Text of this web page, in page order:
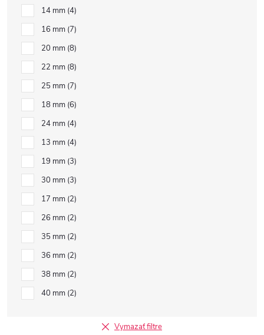
14 mm 4
16 mm 7
20 mm 8
22 mm 8
25 mm 7
18 mm 6
24 mm 4
13 mm 4
19 mm 3
30 mm 3
17 mm 2
26 mm 2
35 mm 2
36 mm 2
38 mm 2
40 mm 2
Vymazať filtre